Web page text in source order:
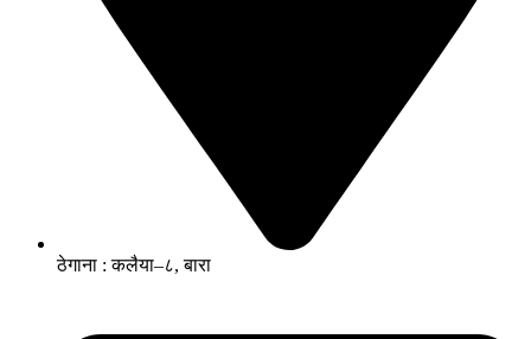
ठेगाना : कलैया–८, बारा